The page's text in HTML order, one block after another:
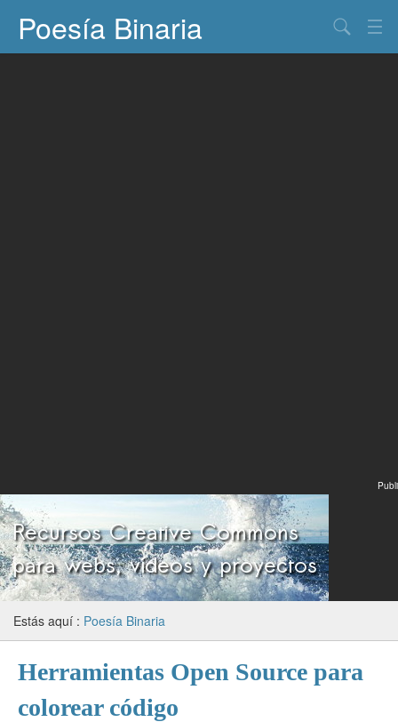
Poesía Binaria
Publi
Estás aquí : Poesía Binaria
Herramientas Open Source para
colorear código